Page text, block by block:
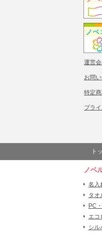
運営
お問
特定
プラ
ト
ノベ
名入
タオ
PC
エコ
シル